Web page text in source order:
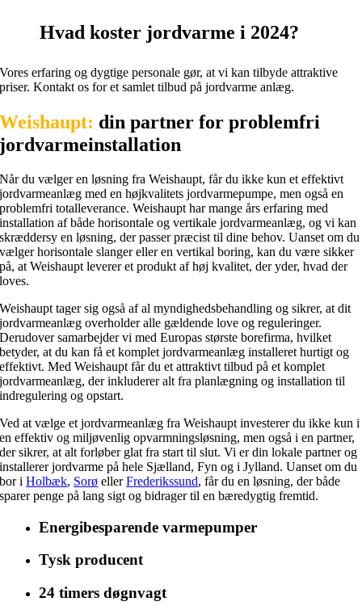
Hvad koster jordvarme i 2024?
Vores erfaring og dygtige personale gør, at vi kan tilbyde attraktive
priser. Kontakt os for et samlet tilbud på jordvarme anlæg.
Weishaupt: din partner for problemfri
jordvarmeinstallation
Når du vælger en løsning fra Weishaupt, får du ikke kun et effektivt
jordvarmeanlæg med en højkvalitets jordvarmepumpe, men også en
problemfri totalleverance. Weishaupt har mange års erfaring med
installation af både horisontale og vertikale jordvarmeanlæg, og vi kan
skræddersy en løsning, der passer præcist til dine behov. Uanset om du
vælger horisontale slanger eller en vertikal boring, kan du være sikker
på, at Weishaupt leverer et produkt af høj kvalitet, der yder, hvad der
loves.
Weishaupt tager sig også af al myndighedsbehandling og sikrer, at dit
jordvarmeanlæg overholder alle gældende love og reguleringer.
Derudover samarbejder vi med Europas største borefirma, hvilket
betyder, at du kan få et komplet jordvarmeanlæg installeret hurtigt og
effektivt. Med Weishaupt får du et attraktivt tilbud på et komplet
jordvarmeanlæg, der inkluderer alt fra planlægning og installation til
indregulering og opstart.
Ved at vælge et jordvarmeanlæg fra Weishaupt investerer du ikke kun i
en effektiv og miljøvenlig opvarmningsløsning, men også i en partner,
der sikrer, at alt forløber glat fra start til slut. Vi er din lokale partner og
installerer jordvarme på hele Sjælland, Fyn og i Jylland. Uanset om du
bor iHolbæk, Sorø ellerFrederikssund, får du en løsning, der både
sparer penge på lang sigt og bidrager til en bæredygtig fremtid.
Energibesparende varmepumper
Tysk producent
24 timers døgnvagt